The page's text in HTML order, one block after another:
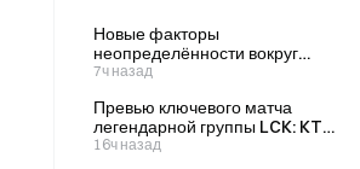
Новые факторы
неопределённости вокруг
повышения ставки ФРС в
скорректировали котировки после
неожиданного сокращения числа
рабочих мест вне
7ч назад
Превью ключевого матча
легендарной группы LCK: KT
против GEN — как рынок прогнозов
16ч назад